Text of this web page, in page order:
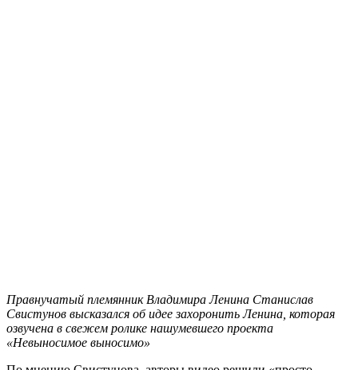
Правнучатый племянник Владимира Ленина Станислав
Свистунов высказался об идее захоронить Ленина, которая
озвучена в свежем ролике нашумевшего проекта
«Невыносимое выносимо»